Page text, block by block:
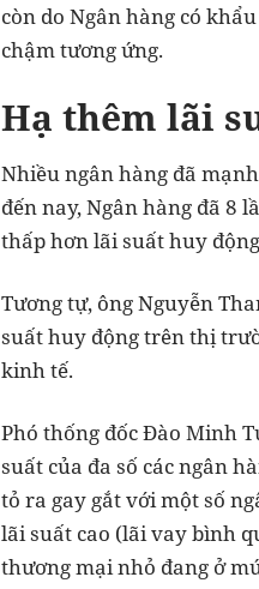
còn do Ngân hàng có
chậm tương ứng.
Hạ thêm lãi
Nhiều ngân hàng đã
đến nay, Ngân hàng đã 8
thấp hơn lãi suất huy
Tương tự, ông Nguyễn
suất huy động trên thị
kinh tế.
Phó thống đốc Đào Minh
suất của đa số các ngân
tỏ ra gay gắt với một số
lãi suất cao (lãi vay bình
thương mại nhỏ đang ở